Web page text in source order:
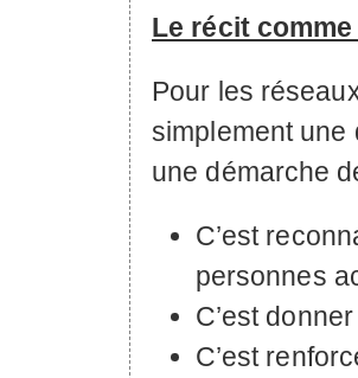
Le récit
Pour les
simplement une
une démarche
C’est
personnes
C’est
C’est